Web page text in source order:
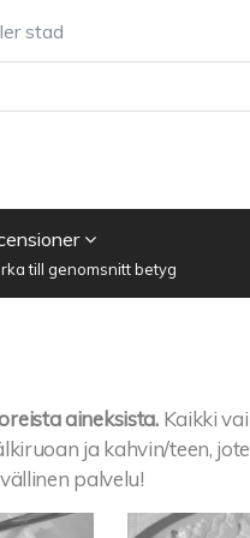
till genomsnitt betyg
aineksista. Kaikki
ja kahvin/teen,
palvelu!